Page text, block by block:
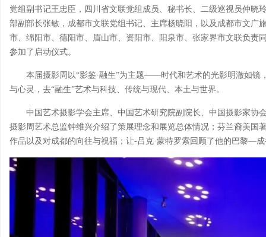
党组副书记王忠臣，四川省文联党组成员、秘书长、二级巡视员仲晓
部副部长张敏，成都市文联党组书记、主席杨晓阳，以及成都市文广
市、绵阳市、德阳市、眉山市、资阳市、阳泉市、张家界市文联负责
参加了启动仪式。
本届摄影周以“影鉴·融生”为主题——时代和艺术的光影明澈如镜
与心灵，去“融生”艺术与科技、传统与现代、本土与世界。
中国艺术摄影学会主席、中国艺术研究院副院长、中国摄影家协
摄影周艺术总监钟维兴介绍了策展理念和展览总体情况；芬兰裔美国
作品以及对成都的向往与祝福；让-吕克·蒙特罗索回顾了他的巴黎—